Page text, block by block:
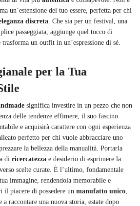
un’estensione del tuo essere, perfetta per chi
discreta . Che sia per un festival, una
passeggiata, aggiunge quel tocco di
trasforma un outfit in un’espressione di sé.
per la Tua
significa investire in un pezzo che non
delle tendenze effimere, il suo fascino
e acquisirà carattere con ogni esperienza
perfetto per chi vuole abbracciare uno
la bellezza della manualità. Portarla
di ricercatezza e desiderio di esprimere la
scelte curate. È l’ultimo, fondamentale
immagine, rendendola memorabile e
il piacere di possedere un manufatto unico
a raccontare una nuova storia, estate dopo